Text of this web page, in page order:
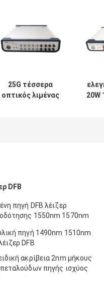
25G τέσσερα
οπτικός λιμένας
20W
DFB
πηγή DFB λέιζερ
1550nm 1570nm
πηγή 1490nm 1510nm
DFB
ακρίβεια 2nm μήκους
πηγής ισχύος